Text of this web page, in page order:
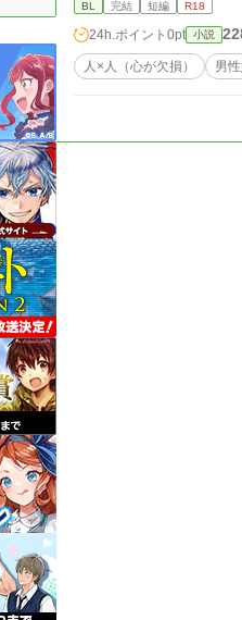
BL 完結 短編 R18
24h.ポイント 0pt 小説
人×人（心が欠損） 男